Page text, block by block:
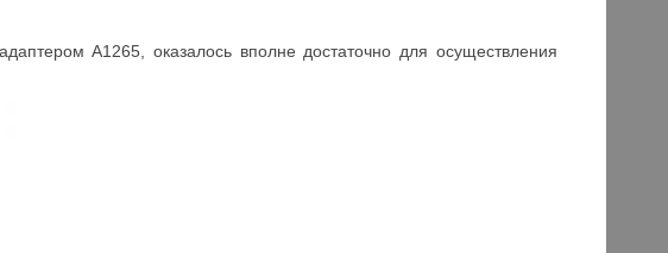
A1265, оказалось вполне достаточно для осуществления